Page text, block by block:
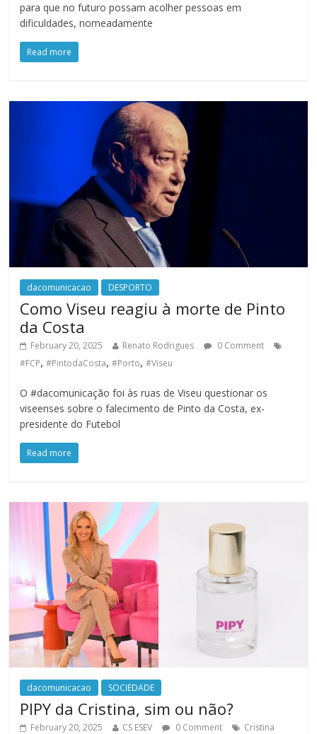
para que no futuro possam acolher pessoas em
dificuldades, nomeadamente
Read more
dacomunicacao DESPORTO
Como Viseu reagiu à morte de Pinto
da Costa
February 20, 2025 Renato Rodrigues
0 Comment
#FCP,#PintodaCosta,#Porto,#Viseu
O #dacomunicação foi às ruas de Viseu questionar os
viseenses sobre o falecimento de Pinto da Costa, ex-
presidente do Futebol
Read more
dacomunicacao SOCIEDADE
PIPY da Cristina, sim ou não?
February 20, 2025 CS ESEV 0 Comment Cristina